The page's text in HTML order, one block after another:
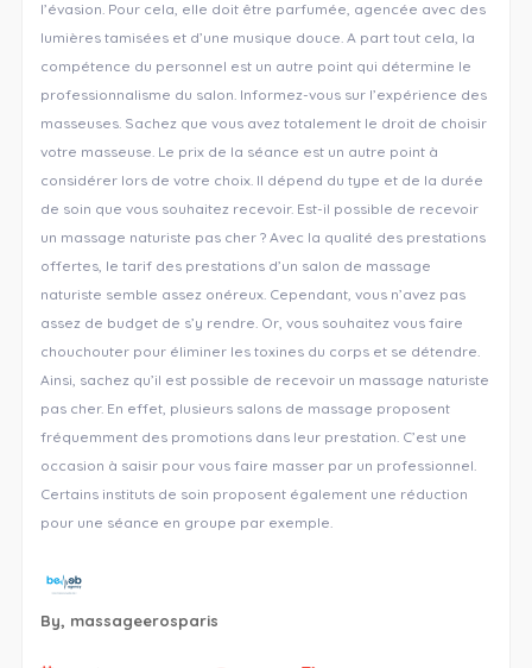
l’évasion. Pour cela, elle doit être parfumée, agencée avec des
lumières tamisées et d’une musique douce. A part tout cela, la
compétence du personnel est un autre point qui détermine le
professionnalisme du salon. Informez-vous sur l’expérience des
masseuses. Sachez que vous avez totalement le droit de choisir
votre masseuse. Le prix de la séance est un autre point à
considérer lors de votre choix. Il dépend du type et de la durée
de soin que vous souhaitez recevoir. Est-il possible de recevoir
un massage naturiste pas cher ? Avec la qualité des prestations
offertes, le tarif des prestations d’un salon de massage
naturiste semble assez onéreux. Cependant, vous n’avez pas
assez de budget de s’y rendre. Or, vous souhaitez vous faire
chouchouter pour éliminer les toxines du corps et se détendre.
Ainsi, sachez qu’il est possible de recevoir un massage naturiste
pas cher. En effet, plusieurs salons de massage proposent
fréquemment des promotions dans leur prestation. C’est une
occasion à saisir pour vous faire masser par un professionnel.
Certains instituts de soin proposent également une réduction
pour une séance en groupe par exemple.
By, massageerosparis